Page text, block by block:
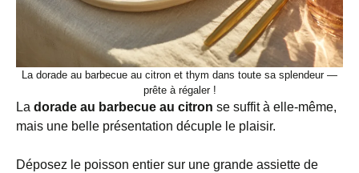
La dorade au barbecue au citron et thym dans toute sa splendeur —
prête à régaler !
La dorade au barbecue au citron se suffit à elle-même,
mais une belle présentation décuple le plaisir.
Déposez le poisson entier sur une grande assiette de